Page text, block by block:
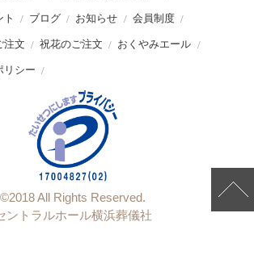
ト ブログ お知らせ 会員制度
注文 祝花のご注文 おくやみエール
リシー
©︎2018 All Rights Reserved.
ントラルホール横浜葬儀社